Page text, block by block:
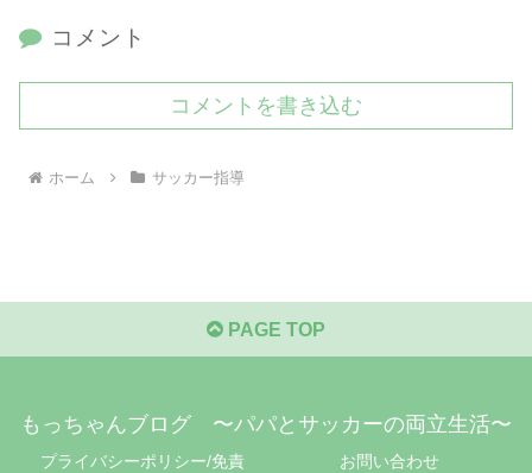
コメント
コメントを書き込む
ホーム サッカー指導
PAGE TOP
もっちゃんブログ 〜パパとサッカーの両立生活〜
プライバシーポリシー/免責
お問い合わせ